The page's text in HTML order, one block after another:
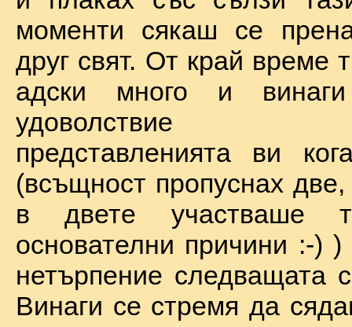
моменти сякаш се
друг свят. От край време
адски много и
удоволствие
представленията ви
(всъщност пропуснах
в двете участваше
основателни причини :-)
нетърпение следващата
Винаги се стремя да